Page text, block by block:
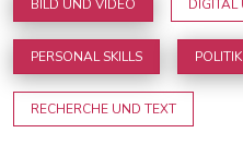
BILD UND VIDEO
PERSONAL SKILLS
RECHERCHE UND TEXT